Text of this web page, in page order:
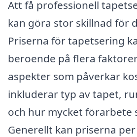
Att få professionell
kan göra stor skillnad för
Priserna för tapetsering
beroende på flera
aspekter som påverkar
inkluderar typ av tapet,
och hur mycket förarbete
Generellt kan priserna